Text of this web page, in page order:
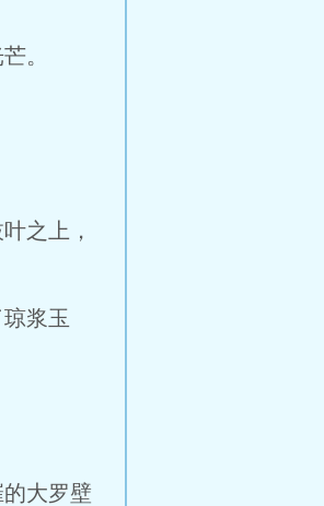
。
之上，
浆玉
大罗壁